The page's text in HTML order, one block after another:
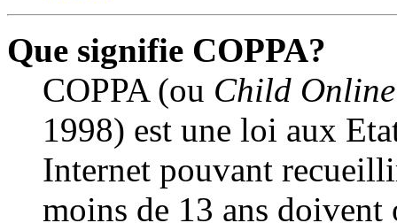
Que signifie COPPA?
COPPA (ou Child
1998) est une loi aux
Internet pouvant
moins de 13 ans